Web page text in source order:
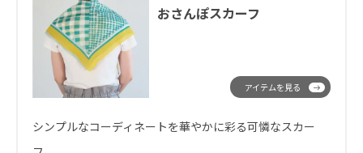
おさんぽスカーフ
シンプルなコーディネートを華やかに彩る可憐なスカー
アイテムを見る